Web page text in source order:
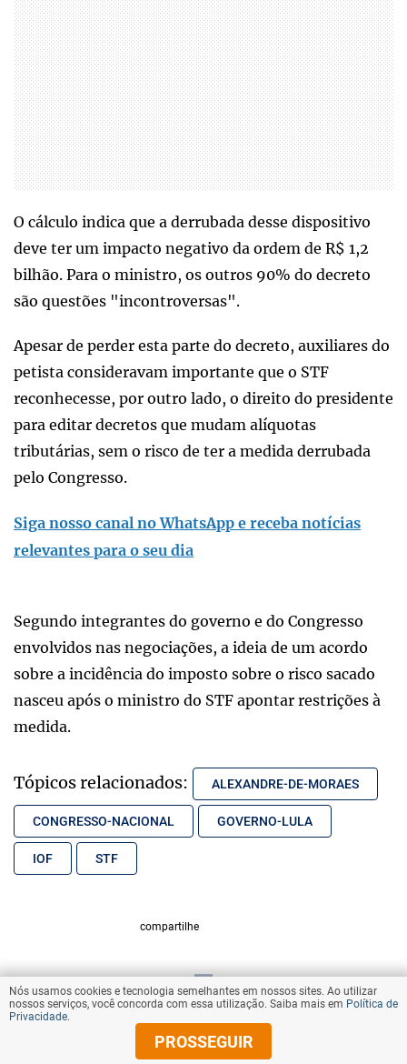
O cálculo indica que a derrubada desse dispositivo
deve ter um impacto negativo da ordem de R$ 1,2
bilhão. Para o ministro, os outros 90% do decreto
são questões "incontroversas".
Apesar de perder esta parte do decreto, auxiliares do
petista consideravam importante que o STF
reconhecesse, por outro lado, o direito do presidente
para editar decretos que mudam alíquotas
tributárias, sem o risco de ter a medida derrubada
pelo Congresso.
Siga nosso canal no WhatsApp e receba notícias
relevantes para o seu dia
Segundo integrantes do governo e do Congresso
envolvidos nas negociações, a ideia de um acordo
sobre a incidência do imposto sobre o risco sacado
nasceu após o ministro do STF apontar restrições à
medida.
Tópicos relacionados: ALEXANDRE-DE-MORAES
CONGRESSO-NACIONAL GOVERNO-LULA
IOF STF
compartilhe
VOLTAR AO TOPO
© Copyright 2025 Diários Associados
Nós usamos cookies e tecnologia semelhantes em nossos sites. Ao utilizar
nossos serviços, você concorda com essa utilização. Saiba mais em Política de
Privacidade.
PROSSEGUIR